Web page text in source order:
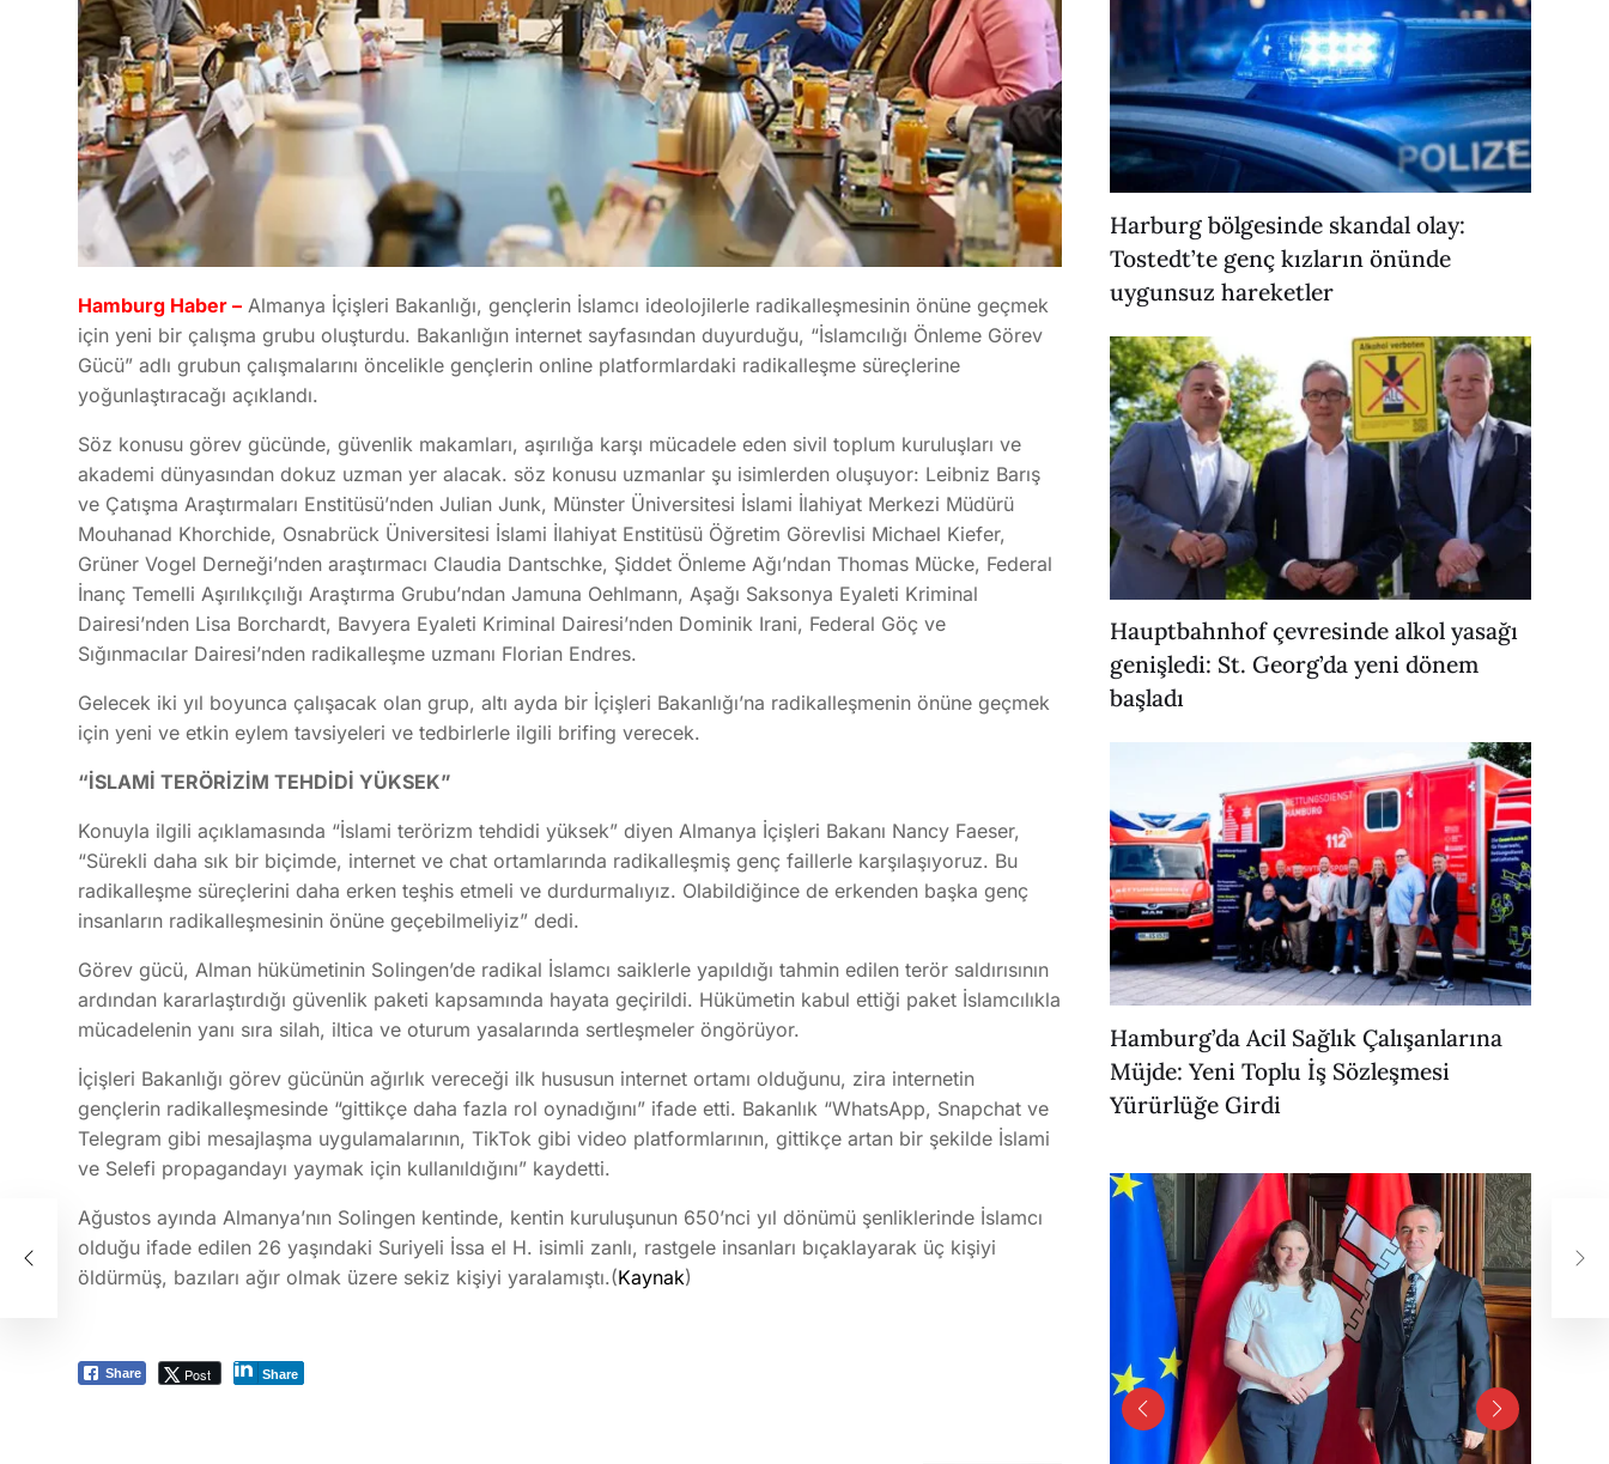
Hamburg Haber – Almanya İçişleri Bakanlığı, gençlerin İslamcı ideolojilerle radikalleşmesinin önüne geçmek
için yeni bir çalışma grubu oluşturdu. Bakanlığın internet sayfasından duyurduğu, “İslamcılığı Önleme Görev
Gücü” adlı grubun çalışmalarını öncelikle gençlerin online platformlardaki radikalleşme süreçlerine
yoğunlaştıracağı açıklandı.
Söz konusu görev gücünde, güvenlik makamları, aşırılığa karşı mücadele eden sivil toplum kuruluşları ve
akademi dünyasından dokuz uzman yer alacak. söz konusu uzmanlar şu isimlerden oluşuyor: Leibniz Barış
ve Çatışma Araştırmaları Enstitüsü’nden Julian Junk, Münster Üniversitesi İslami İlahiyat Merkezi Müdürü
Mouhanad Khorchide, Osnabrück Üniversitesi İslami İlahiyat Enstitüsü Öğretim Görevlisi Michael Kiefer,
Grüner Vogel Derneği’nden araştırmacı Claudia Dantschke, Şiddet Önleme Ağı’ndan Thomas Mücke, Federal
İnanç Temelli Aşırılıkçılığı Araştırma Grubu’ndan Jamuna Oehlmann, Aşağı Saksonya Eyaleti Kriminal
Dairesi’nden Lisa Borchardt, Bavyera Eyaleti Kriminal Dairesi’nden Dominik Irani, Federal Göç ve
Sığınmacılar Dairesi’nden radikalleşme uzmanı Florian Endres.
Gelecek iki yıl boyunca çalışacak olan grup, altı ayda bir İçişleri Bakanlığı’na radikalleşmenin önüne geçmek
için yeni ve etkin eylem tavsiyeleri ve tedbirlerle ilgili brifing verecek.
“İSLAMİ TERÖRİZİM TEHDİDİ YÜKSEK”
Konuyla ilgili açıklamasında “İslami terörizm tehdidi yüksek” diyen Almanya İçişleri Bakanı Nancy Faeser,
“Sürekli daha sık bir biçimde, internet ve chat ortamlarında radikalleşmiş genç faillerle karşılaşıyoruz. Bu
radikalleşme süreçlerini daha erken teşhis etmeli ve durdurmalıyız. Olabildiğince de erkenden başka genç
insanların radikalleşmesinin önüne geçebilmeliyiz” dedi.
Görev gücü, Alman hükümetinin Solingen’de radikal İslamcı saiklerle yapıldığı tahmin edilen terör saldırısının
ardından kararlaştırdığı güvenlik paketi kapsamında hayata geçirildi. Hükümetin kabul ettiği paket İslamcılıkla
mücadelenin yanı sıra silah, iltica ve oturum yasalarında sertleşmeler öngörüyor.
İçişleri Bakanlığı görev gücünün ağırlık vereceği ilk hususun internet ortamı olduğunu, zira internetin
gençlerin radikalleşmesinde “gittikçe daha fazla rol oynadığını” ifade etti. Bakanlık “WhatsApp, Snapchat ve
Telegram gibi mesajlaşma uygulamalarının, TikTok gibi video platformlarının, gittikçe artan bir şekilde İslami
ve Selefi propagandayı yaymak için kullanıldığını” kaydetti.
Ağustos ayında Almanya’nın Solingen kentinde, kentin kuruluşunun 650’nci yıl dönümü şenliklerinde İslamcı
olduğu ifade edilen 26 yaşındaki Suriyeli İssa el H. isimli zanlı, rastgele insanları bıçaklayarak üç kişiyi
öldürmüş, bazıları ağır olmak üzere sekiz kişiyi yaralamıştı.(Kaynak)
Share Post Share
Harburg bölgesinde skandal olay:
Tostedt’te genç kızların önünde
uygunsuz hareketler
Hauptbahnhof çevresinde alkol yasağı
genişledi: St. Georg’da yeni dönem
başladı
Hamburg’da Acil Sağlık Çalışanlarına
Müjde: Yeni Toplu İş Sözleşmesi
Yürürlüğe Girdi